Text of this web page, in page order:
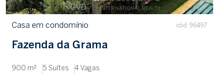
Casa em condomínio cód. 96497
Fazenda da Grama
900 m² 5 Suítes 4 Vagas